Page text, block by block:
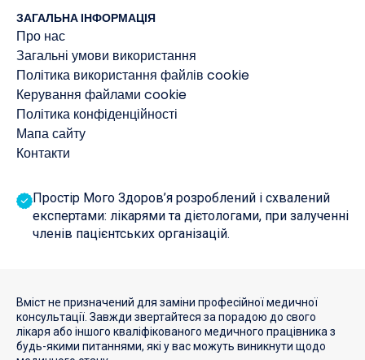
ЗАГАЛЬНА ІНФОРМАЦІЯ
Про нас
Загальні умови використання
Політика використання файлів cookie
Керування файлами cookie
Політика конфіденційності
Мапа сайту
Контакти
Простір Мого Здоров’я розроблений і схвалений
експертами: лікарями та дієтологами, при залученні
членів пацієнтських організацій.
Вміст не призначений для заміни професійної медичної
консультації. Завжди звертайтеся за порадою до свого
лікаря або іншого кваліфікованого медичного працівника з
будь-якими питаннями, які у вас можуть виникнути щодо